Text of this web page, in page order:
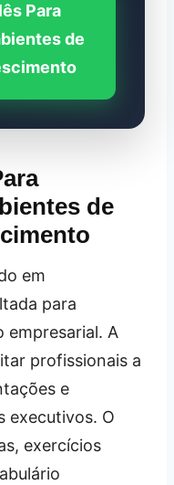
Para
de
de
em
para
empresarial. A
profissionais a
e
executivos. O
exercícios